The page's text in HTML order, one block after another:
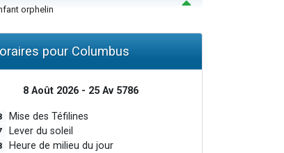
orphelin
pour Columbus
8 Août 2026 - 25 Av 5786
Mise des Téfilines
Lever du soleil
Heure de milieu du jour